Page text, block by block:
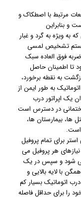
مرتبط با اصطکاک و
و بنابراین
ویژه به گرد و غبار
تشخیص لمسی
فوق العاده سبک
تا اطمینان حاصل
به نقطه برخورد،
به طور ایمن از
یک اپراتور درب
در دسترس است
بیمارستان ها،
است.
برای تمام پروفیل
هر پروفیل می
شود و سپس در یک
با لایه بالایی و
اتوماتیک بسیار کم
را برای حداقل فاصله